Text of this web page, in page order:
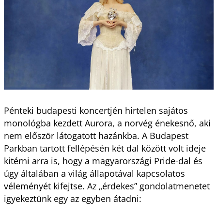
Pénteki budapesti koncertjén hirtelen sajátos
monológba kezdett Aurora, a norvég énekesnő, aki
nem először látogatott hazánkba. A Budapest
Parkban tartott fellépésén két dal között volt ideje
kitérni arra is, hogy a magyarországi Pride-dal és
úgy általában a világ állapotával kapcsolatos
véleményét kifejtse. Az „érdekes” gondolatmenetet
igyekeztünk egy az egyben átadni: